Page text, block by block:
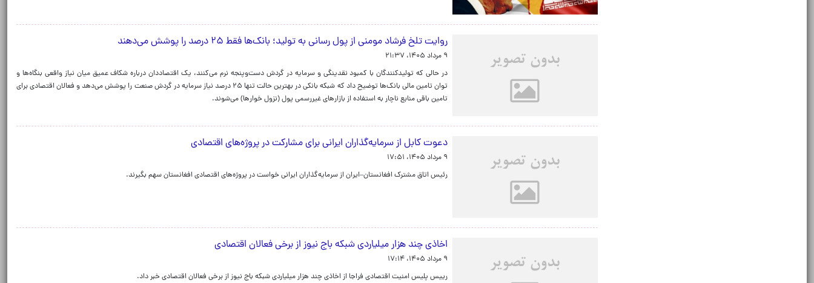
روایت تلخ فرشاد مومنی از پول رسانی به تولید؛ بانک‌ها فقط ۲۵ درصد را پوشش می‌دهند
۹ مرداد ۱۴۰۵، ۲۱:۳۷
در حالی که تولیدکنندگان با کمبود نقدینگی و سرمایه در گردش دست‌وپنجه نرم می‌کنند، یک اقتصاددان درباره شکاف عمیق میان نیاز واقعی بنگاه‌ها و
توان تامین مالی بانک‌ها توضیح داد که شبکه بانکی در بهترین حالت تنها ۲۵ درصد نیاز سرمایه در گردش صنعت را پوشش می‌دهد و فعالان اقتصادی برای
تامین باقی منابع ناچار به استفاده از بازارهای غیررسمی پول (نزول خوارها) می‌شوند.
دعوت کابل از سرمایه‌گذاران ایرانی برای مشارکت در پروژه‌های اقتصادی
۹ مرداد ۱۴۰۵، ۱۷:۵۱
رئیس اتاق مشترک افغانستان–ایران از سرمایه‌گذاران ایرانی خواست در پروژه‌های اقتصادی افغانستان سهم بگیرند.
اخاذی چند هزار میلیاردی شبکه باج نیوز از برخی فعالان اقتصادی
۹ مرداد ۱۴۰۵، ۱۷:۱۴
رییس پلیس امنیت اقتصادی فراجا از اخاذی چند هزار میلیاردی شبکه باج نیوز از برخی فعالان اقتصادی خبر داد.